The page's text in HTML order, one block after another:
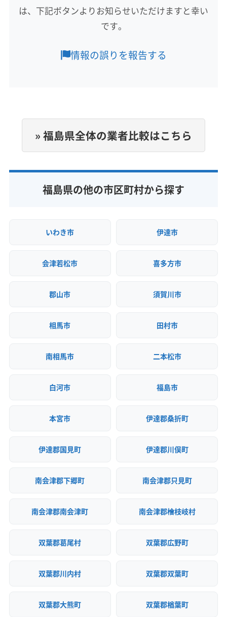
福島市
伊達郡桑折町 伊達郡国見町
伊達郡川俣町
耶麻郡西会津町
(宮城県) 遠田郡美里町
(宮城県) 遠田郡涌谷町
(宮城県) 宮城郡利府町
(宮城県) 黒川郡大郷町
(宮城県) 黒川郡大衡村
(宮城県) 黒川郡大和町
(宮城県) 柴田郡柴田町
(宮城県) 柴田郡川崎町
(宮城県) 柴田郡村田町
(宮城県) 柴田郡大河原町
(宮城県) 石巻市
(宮城県) 仙台市宮城野区
(宮城県) 本吉郡南三陸町
(山形県) 最上郡最上町
(山形県) 最上郡舟形町
(山形県) 村山市
(山形県) 東根市
(山形県) 東置賜郡高畠町
(山形県) 北村山郡大石田町
年中無休
電話番号
非公開
公式サイトなし
は、下記ボタンよりお知らせいただけますと幸い
です。
情報の誤りを報告する
» 福島県全体の業者比較はこちら
福島県の他の市区町村から探す
いわき市 伊達市
会津若松市 喜多方市
郡山市 須賀川市
相馬市 田村市
南相馬市 二本松市
白河市 福島市
本宮市 伊達郡桑折町
伊達郡国見町 伊達郡川俣町
南会津郡下郷町 南会津郡只見町
南会津郡南会津町 南会津郡檜枝岐村
双葉郡葛尾村 双葉郡広野町
双葉郡川内村 双葉郡双葉町
双葉郡大熊町 双葉郡楢葉町